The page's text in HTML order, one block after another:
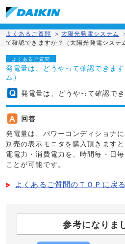
よくあるご質問 > 太陽光発電システム
て確認できますか？（太陽光発電システ
よくあるご質問
発電量は、どうやって確認できま
ム）
発電量は、どうやって確認で
回答
発電量は、パワーコンディショナに
別売の表示モニタを購入頂きます
電電力・消費電力を、時間毎・日
ことが可能です。
よくあるご質問のＴＯＰに戻る
参考になりま